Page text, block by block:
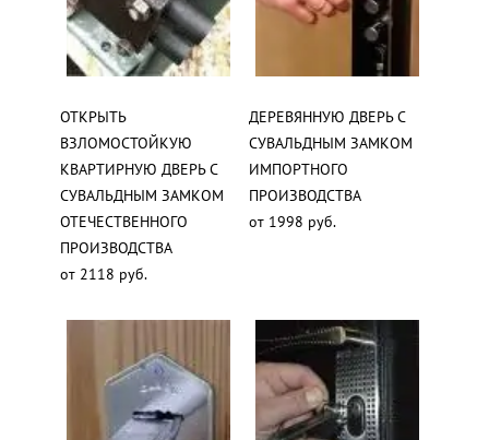
ОТКРЫТЬ
ВЗЛОМОСТОЙКУЮ
КВАРТИРНУЮ ДВЕРЬ С
СУВАЛЬДНЫМ ЗАМКОМ
ОТЕЧЕСТВЕННОГО
ПРОИЗВОДСТВА
от 2118 руб.
ДЕРЕВЯННУЮ ДВЕРЬ С
СУВАЛЬДНЫМ ЗАМКОМ
ИМПОРТНОГО
ПРОИЗВОДСТВА
от 1998 руб.